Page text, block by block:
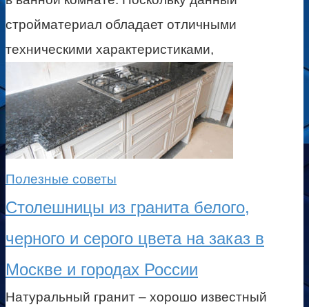
стройматериал обладает отличными
техническими характеристиками,
Полезные советы
Столешницы из гранита белого,
черного и серого цвета на заказ в
Москве и городах России
Натуральный гранит – хорошо известный